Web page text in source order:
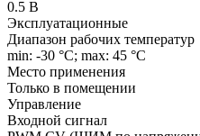
0.5 В
Эксплуатационные
Диапазон рабочих температур
min: -30 °C; max: 45 °C
Место применения
Только в помещении
Управление
Входной сигнал